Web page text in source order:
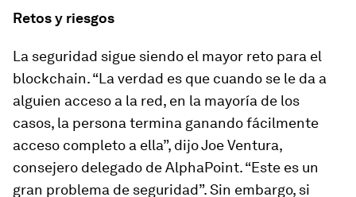
Retos y riesgos
La seguridad sigue siendo el mayor reto para el
blockchain. “La verdad es que cuando se le da a
alguien acceso a la red, en la mayoría de los
casos, la persona termina ganando fácilmente
acceso completo a ella”, dijo Joe Ventura,
consejero delegado de AlphaPoint. “Este es un
gran problema de seguridad”. Sin embargo, si